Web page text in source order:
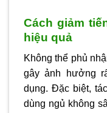
Cách giảm
hiệu quả
Không thể phủ
gây ảnh hưởng
dụng. Đặc biệt,
dùng ngủ không